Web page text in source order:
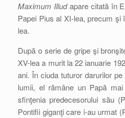
Maximum Illudapare citată în
Papei Pius al XI-lea, precum
lea.
După o serie de gripe şi
XV-lea a murit la 22 ianuarie
ani. În ciuda tuturor darurilor
lumii, el rămâne un Papă
sfinţenia predecesorului său
Pontifii giganţi care i-au urmat